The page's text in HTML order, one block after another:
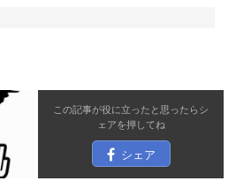
この記事が役に立ったと思ったらシ
ェアを押してね
シェア